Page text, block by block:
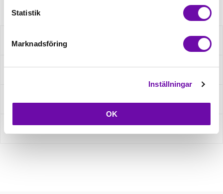
Statistik
Marknadsföring
Inställningar
OK
Beskrivning
Specifikation